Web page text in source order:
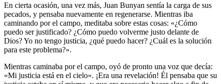
En cierta ocasión, una vez más, Juan Bunyan sentía la carga de sus
pecados, y pensaba nuevamente en regenerarse. Mientras iba
caminando por el campo, meditaba sobre estas cosas: «¿Cómo
puedo ser justificado? ¿Cómo puedo volverme justo delante de
Dios? Yo no tengo justicia, ¿qué puedo hacer? ¿Cuál es la solución
para este problema?».
Mientras caminaba por el campo, oyó de pronto una voz que decía:
«Mi justicia está en el cielo». ¡Era una revelación! Él pensaba que su